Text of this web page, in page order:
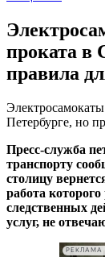
проката в
правила
Петербурге, но
Пресс-служба
транспорту
столицу
работа
следственных
услуг, не